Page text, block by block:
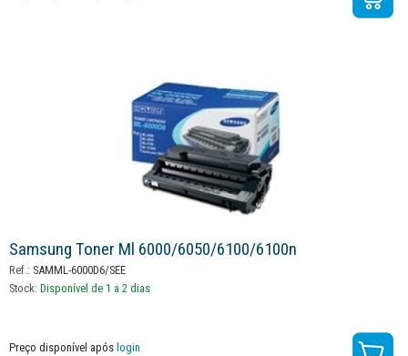
Samsung Toner Ml 6000/6050/6100/6100n
Ref.: SAMML-6000D6/SEE
Stock: Disponível de 1 a 2 dias
Preço disponível após login